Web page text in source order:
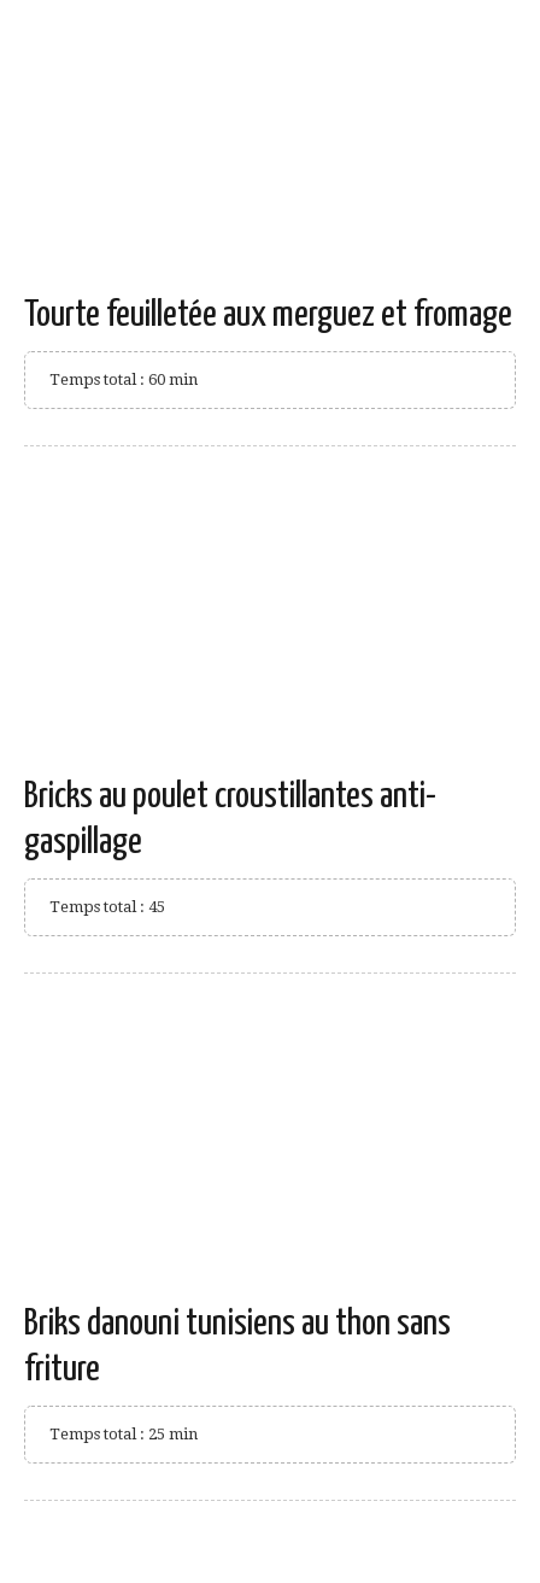
Tourte feuilletée aux merguez et fromage
Temps total : 60 min
Bricks au poulet croustillantes anti-
gaspillage
Temps total : 45
Briks danouni tunisiens au thon sans
friture
Temps total : 25 min